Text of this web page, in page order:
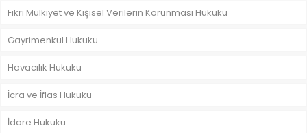
Fikri Mülkiyet ve Kişisel Verilerin Korunması Hukuku
Gayrimenkul Hukuku
Havacılık Hukuku
İcra ve İflas Hukuku
İdare Hukuku